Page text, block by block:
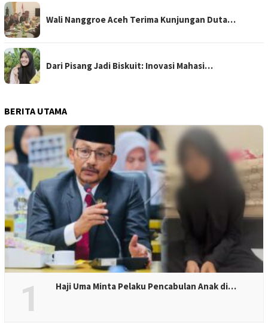
Wali Nanggroe Aceh Terima Kunjungan Duta…
Dari Pisang Jadi Biskuit: Inovasi Mahasi…
BERITA UTAMA
1 Haji Uma Minta Pelaku Pencabulan Anak di…